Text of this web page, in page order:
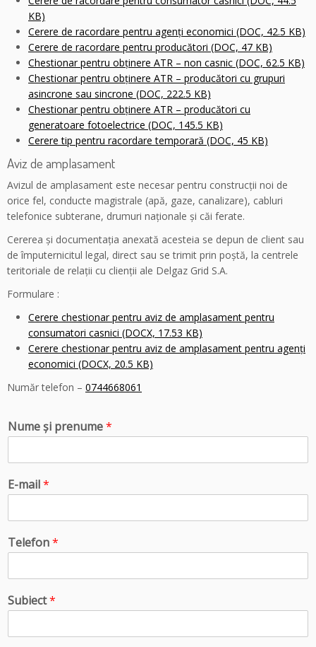
KB)
Cerere de racordare pentru agenţi economici (DOC, 42.5 KB)
Cerere de racordare pentru producători (DOC, 47 KB)
Chestionar pentru obţinere ATR – non casnic (DOC, 62.5 KB)
Chestionar pentru obţinere ATR – producători cu grupuri
asincrone sau sincrone (DOC, 222.5 KB)
Chestionar pentru obţinere ATR – producători cu
generatoare fotoelectrice (DOC, 145.5 KB)
Cerere tip pentru racordare temporară (DOC, 45 KB)
Aviz de amplasament
Avizul de amplasament este necesar pentru construcţii noi de
orice fel, conducte magistrale (apă, gaze, canalizare), cabluri
telefonice subterane, drumuri naţionale şi căi ferate.
Cererea şi documentaţia anexată acesteia se depun de client sau
de împuternicitul legal, direct sau se trimit prin poştă, la centrele
teritoriale de relaţii cu clienţii ale Delgaz Grid S.A.
Formulare :
Cerere chestionar pentru aviz de amplasament pentru
consumatori casnici (DOCX, 17.53 KB)
Cerere chestionar pentru aviz de amplasament pentru agenţi
economici (DOCX, 20.5 KB)
Număr telefon – 0744668061
Nume și prenume*
E-mail*
Telefon*
Subiect*